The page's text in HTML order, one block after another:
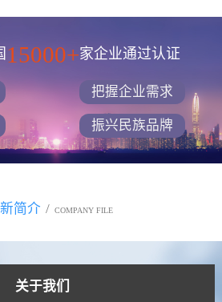
15000+家企业通过认证
把握企业需求
振兴民族品牌
简介 / COMPANY FILE
关于我们